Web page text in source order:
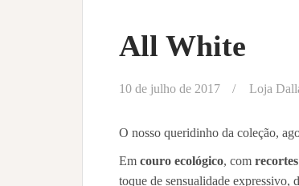
All White
10 de julho de 2017 Loja
O nosso queridinho da coleção,
Em couro ecológico, com
toque de sensualidade expressivo,